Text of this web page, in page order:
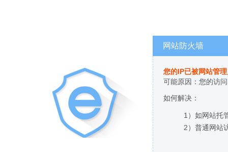
网站防火墙
您的IP已被网站管
可能原因：您的访
如何解决：
1）如网站托
2）普通网站